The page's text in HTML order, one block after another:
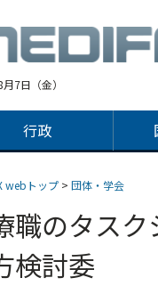
7日（金）
行政
webトップ > 団体・学会
職のタス
検討委